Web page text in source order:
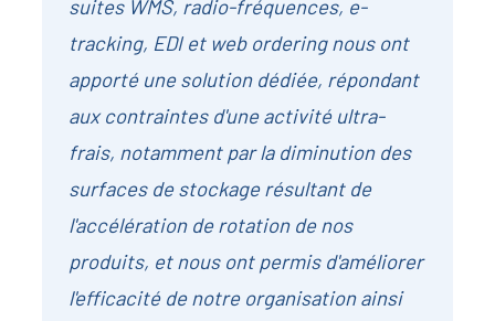
suites WMS, radio-fréquences, e-
tracking, EDI et web ordering nous ont
apporté une solution dédiée, répondant
aux contraintes d'une activité ultra-
frais, notamment par la diminution des
surfaces de stockage résultant de
l'accélération de rotation de nos
produits, et nous ont permis d'améliorer
l'efficacité de notre organisation ainsi